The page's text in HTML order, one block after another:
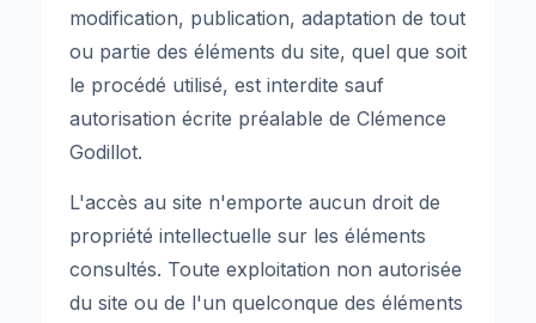
modification, publication, adaptation de tout
ou partie des éléments du site, quel que soit
le procédé utilisé, est interdite sauf
autorisation écrite préalable de Clémence
Godillot.
L'accès au site n'emporte aucun droit de
propriété intellectuelle sur les éléments
consultés. Toute exploitation non autorisée
du site ou de l'un quelconque des éléments